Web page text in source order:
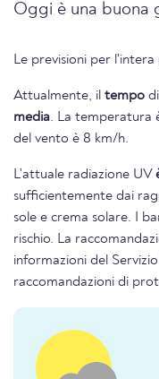
Oggi è una buona
Le previsioni per
Attualmente, il tempo
media. La temperatura
del vento è 8 km/h.
L'attuale radiazione UV
sufficientemente dai
sole e crema solare. I
rischio. La
informazioni del
raccomandazioni di